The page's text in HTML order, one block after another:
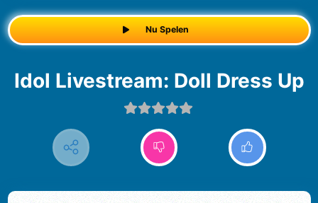
Nu Spelen
Idol Livestream: Doll Dress Up